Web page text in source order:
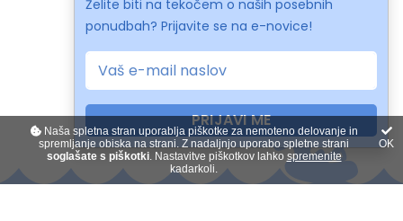
Želite biti na tekočem o naših posebnih
ponudbah? Prijavite se na e-novice!
PRIJAVI ME
Naša spletna stran uporablja piškotke za nemoteno delovanje in
spremljanje obiska na strani. Z nadaljnjo uporabo spletne strani
soglašate s piškotki. Nastavitve piškotkov lahko spremenite
kadarkoli.
OK